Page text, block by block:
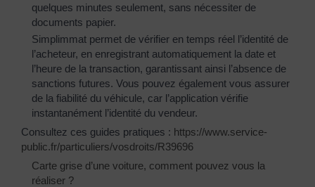
quelques minutes seulement, sans nécessiter de
documents papier.
Simplimmat permet de vérifier en temps réel l’identité de
l’acheteur, en enregistrant automatiquement la date et
l’heure de la transaction, garantissant ainsi l’absence de
sanctions futures. Vous pouvez également vous assurer
de la fiabilité du véhicule, car l’application vérifie
instantanément l’identité du vendeur.
Consultez ces guides pratiques : https://www.service-
public.fr/particuliers/vosdroits/R39696
Carte grise d’une voiture, comment pouvez vous la
réaliser ?